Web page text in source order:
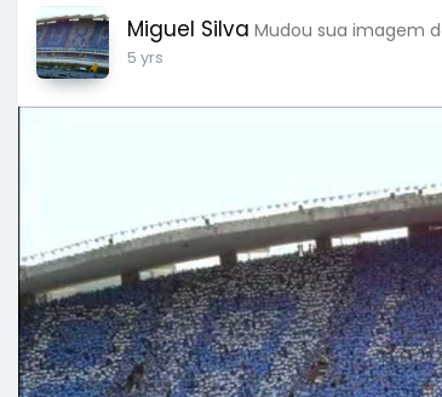
Miguel Silva Mudou sua imagem
5 yrs